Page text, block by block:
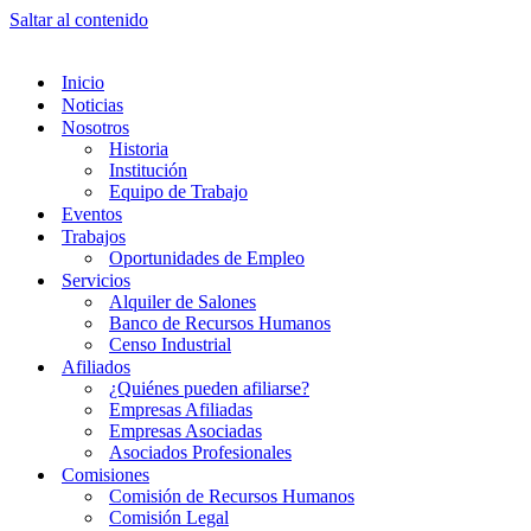
Saltar al contenido
Inicio
Noticias
Nosotros
Historia
Institución
Equipo de Trabajo
Eventos
Trabajos
Oportunidades de Empleo
Servicios
Alquiler de Salones
Banco de Recursos Humanos
Censo Industrial
Afiliados
¿Quiénes pueden afiliarse?
Empresas Afiliadas
Empresas Asociadas
Asociados Profesionales
Comisiones
Comisión de Recursos Humanos
Comisión Legal